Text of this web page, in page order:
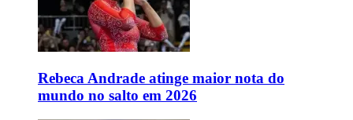
Rebeca Andrade atinge maior nota do
mundo no salto em 2026